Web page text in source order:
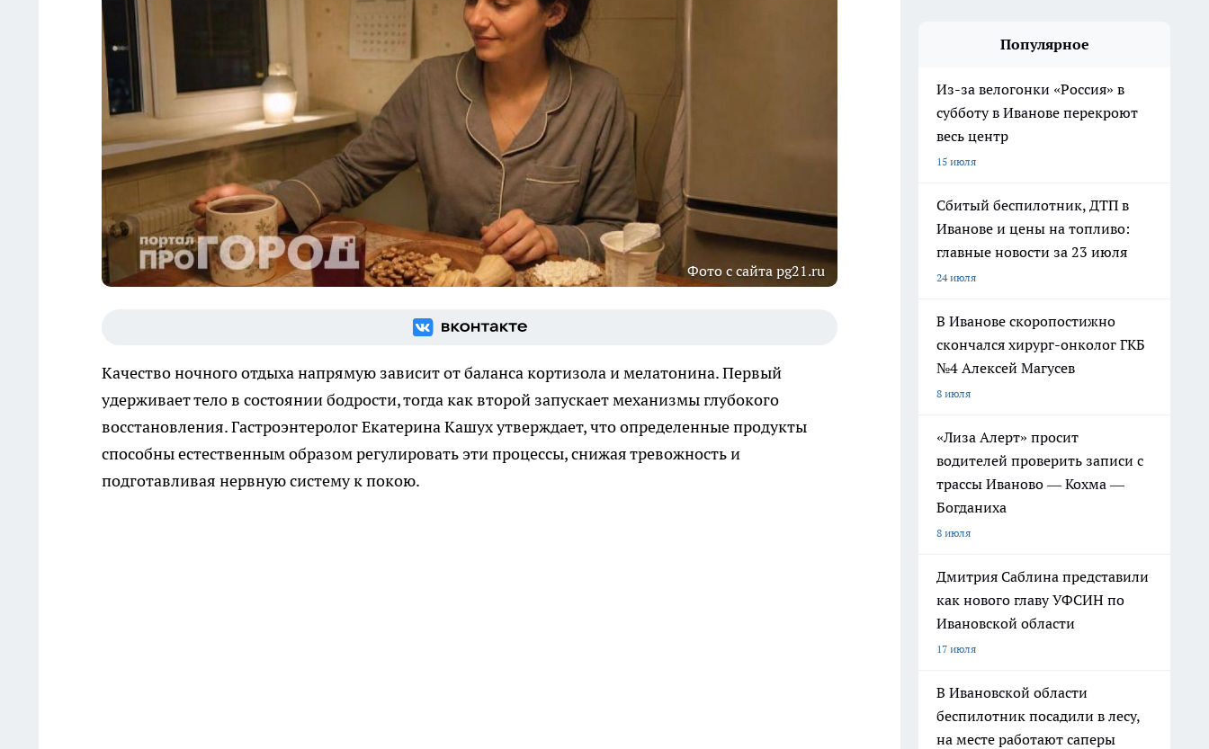
Фото с сайта pg21.ru
Качество ночного отдыха напрямую зависит от баланса кортизола и мелатонина. Первый
удерживает тело в состоянии бодрости, тогда как второй запускает механизмы глубокого
восстановления. Гастроэнтеролог Екатерина Кашух утверждает, что определенные продукты
способны естественным образом регулировать эти процессы, снижая тревожность и
подготавливая нервную систему к покою.
Популярное
Из-за велогонки «Россия» в
субботу в Иванове перекроют
весь центр
15 июля
Сбитый беспилотник, ДТП в
Иванове и цены на топливо:
главные новости за 23 июля
24 июля
В Иванове скоропостижно
скончался хирург-онколог ГКБ
№4 Алексей Магусев
8 июля
«Лиза Алерт» просит
водителей проверить записи с
трассы Иваново — Кохма —
Богданиха
8 июля
Дмитрия Саблина представили
как нового главу УФСИН по
Ивановской области
17 июля
В Ивановской области
беспилотник посадили в лесу,
на месте работают саперы